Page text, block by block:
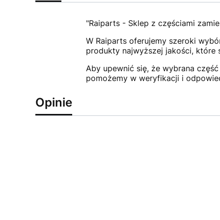
"Raiparts - Sklep z częściami
W Raiparts oferujemy szeroki
produkty najwyższej jakości, które
Aby upewnić się, że wybrana
pomożemy w weryfikacji i
Opinie